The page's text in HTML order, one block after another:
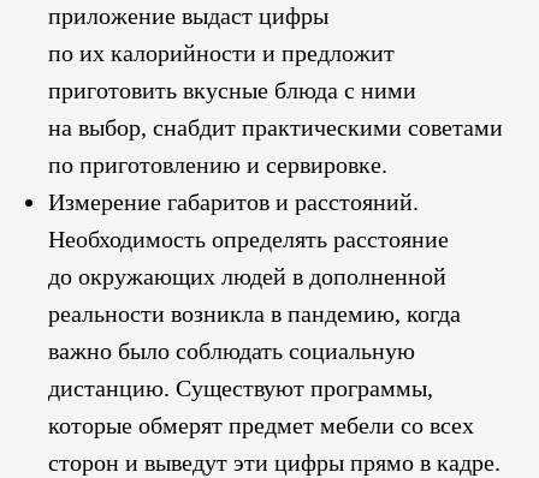
приложение выдаст цифры
по их калорийности и предложит
приготовить вкусные блюда с ними
на выбор, снабдит практическими советами
по приготовлению и сервировке.
Измерение габаритов и расстояний.
Необходимость определять расстояние
до окружающих людей в дополненной
реальности возникла в пандемию, когда
важно было соблюдать социальную
дистанцию. Существуют программы,
которые обмерят предмет мебели со всех
сторон и выведут эти цифры прямо в кадре.